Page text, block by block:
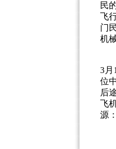
民
飞
门
机
毕
3月
位
后
飞
源